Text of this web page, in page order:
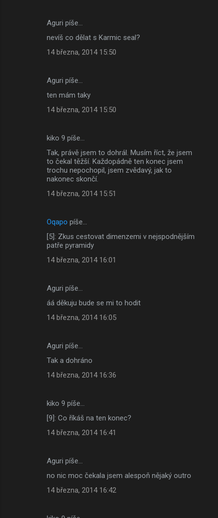
Aguri píše…
nevíš co dělat s Karmic seal?
14 března, 2014 15:50
Aguri píše…
ten mám taky
14 března, 2014 15:50
kiko 9 píše…
Tak, právě jsem to dohrál. Musím říct, že jsem
to čekal těžší. Každopádně ten konec jsem
trochu nepochopil, jsem zvědavý, jak to
nakonec skončí.
14 března, 2014 15:51
Oqapo píše…
[5]: Zkus cestovat dimenzemi v nejspodnějším
patře pyramidy
14 března, 2014 16:01
Aguri píše…
áá děkuju bude se mi to hodit
14 března, 2014 16:05
Aguri píše…
Tak a dohráno
14 března, 2014 16:36
kiko 9 píše…
[9]: Co říkáš na ten konec?
14 března, 2014 16:41
Aguri píše…
no nic moc čekala jsem alespoň nějaký outro
14 března, 2014 16:42